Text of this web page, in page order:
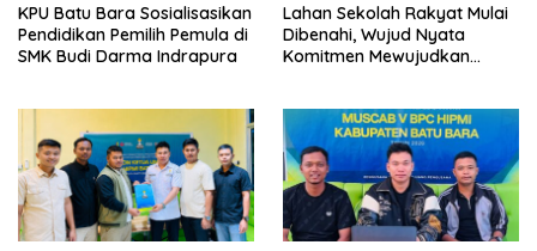
KPU Batu Bara Sosialisasikan
Pendidikan Pemilih Pemula di
SMK Budi Darma Indrapura
Lahan Sekolah Rakyat Mulai
Dibenahi, Wujud Nyata
Komitmen Mewujudkan